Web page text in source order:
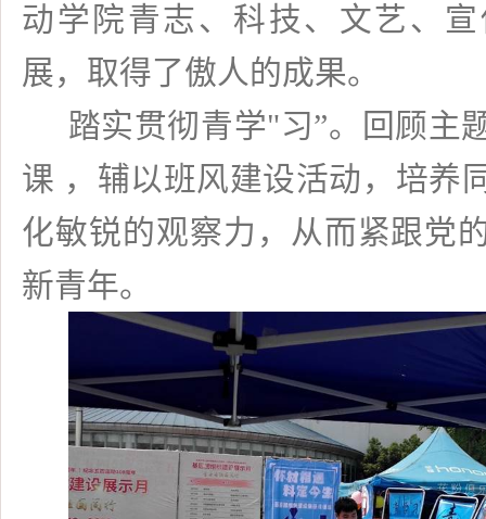
动学院青志、科技、文艺、
展，取得了傲人的成果。
踏实贯彻青学"习”。回顾主
课 ，辅以班风建设活动，培养
化敏锐的观察力，从而紧跟党
新青年。